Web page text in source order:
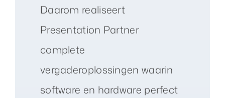
Daarom realiseert
Presentation Partner
complete
vergaderoplossingen waarin
software en hardware perfect